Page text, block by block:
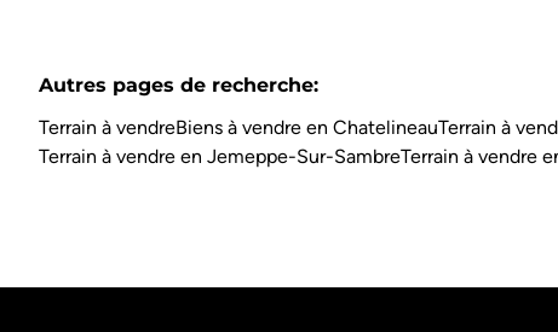
Autres pages de recherche:
Terrain à vendreBiens à vendre en ChatelineauTerrain à
Terrain à vendre en Jemeppe-Sur-SambreTerrain à vendre